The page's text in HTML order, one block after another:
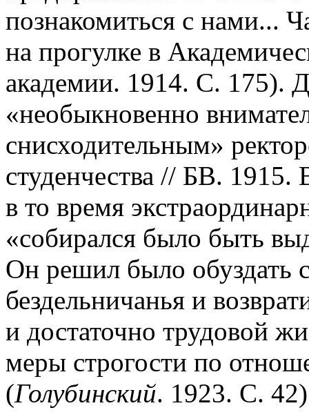
познакомиться с нами...
на прогулке в
академии. 1914. С. 175).
«необыкновенно
снисходительным»
студенчества // БВ.
в то время
«собирался было быть
Он решил было обуздать
бездельничанья и
и достаточно трудовой
меры строгости по
(Голубинский. 1923. С.